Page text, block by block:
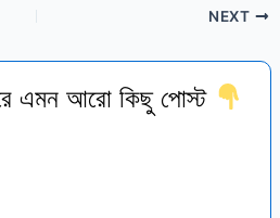
NEXT
এমন আরো কিছু পোস্ট